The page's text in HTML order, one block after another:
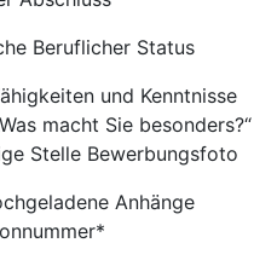
Beruflicher Status
und Kenntnisse
macht Sie besonders?“
Stelle Bewerbungsfoto
Anhänge